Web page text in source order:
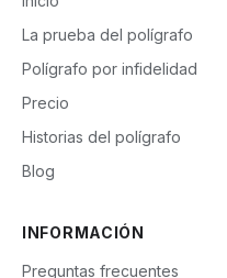
La prueba del polígrafo
Polígrafo por infidelidad
Precio
Historias del polígrafo
Blog
INFORMACIÓN
Preguntas frecuentes